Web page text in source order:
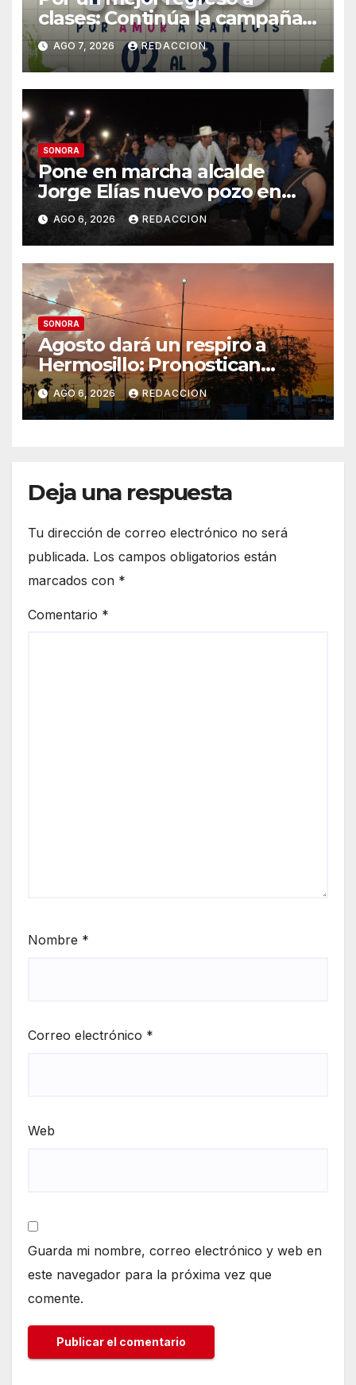
clases: Continúa la campaña
de recolección de útiles
«Coloreando Futuros»
AGO 7, 2026 REDACCION
SONORA
Pone en marcha alcalde
Jorge Elías nuevo pozo en
Tierra Blanca, Tesia:
Suministrará 20 litros por
segundo de agua potable
AGO 6, 2026 REDACCION
SONORA
Agosto dará un respiro a
Hermosillo: Pronostican
semana lluviosa y
temperaturas de hasta 34°C
AGO 6, 2026 REDACCION
Deja una respuesta
Tu dirección de correo electrónico no será
publicada. Los campos obligatorios están
marcados con *
Comentario *
Nombre *
Correo electrónico *
Web
Guarda mi nombre, correo electrónico y web en
este navegador para la próxima vez que
comente.